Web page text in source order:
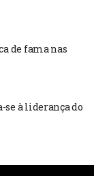
de fama nas
se à liderança do